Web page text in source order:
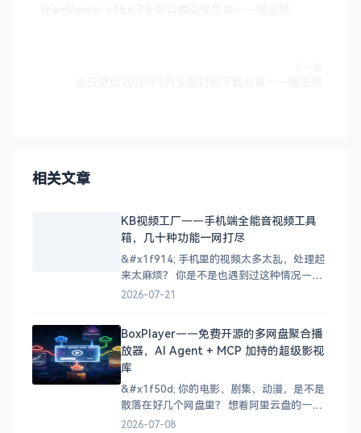
相关文章
KB视频工厂——手机端全能音视频工具
箱，几十种功能一网打尽
&#x1f914; 手机里的视频太多太乱，处理起
来太麻烦？ 你是不是也遇到过这种情况——
手机里存了一堆视频，想转个格式找不到合
合并成MP4？ 想剪辑个视频，手机上装了好
几个APP，一个只负责转换、一个只负责压
缩、一个只
2026-07-21
BoxPlayer——免费开源的多网盘聚合播
放器，AI Agent + MCP 加持的超级影视
库
&#x1f50d; 你的电影、剧集、动漫，是不是
散落在好几个网盘里？ 想看阿里云盘的一部
电影，又想起百度网盘中存了几部电视剧，
2026-07-08